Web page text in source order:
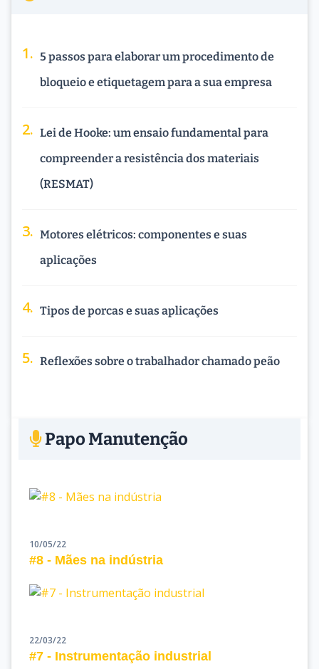
5 passos para elaborar um procedimento de
bloqueio e etiquetagem para a sua empresa
Lei de Hooke: um ensaio fundamental para
compreender a resistência dos materiais
(RESMAT)
Motores elétricos: componentes e suas
aplicações
Tipos de porcas e suas aplicações
Reflexões sobre o trabalhador chamado peão
Papo Manutenção
10/05/22
#8 - Mães na indústria
22/03/22
#7 - Instrumentação industrial